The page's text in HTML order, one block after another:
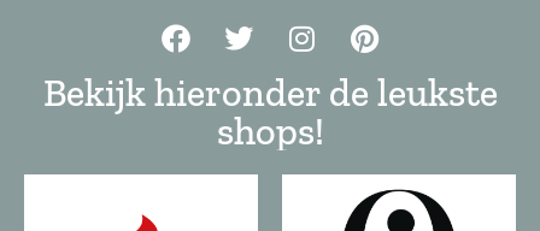
Bekijk hieronder de leukste
shops!